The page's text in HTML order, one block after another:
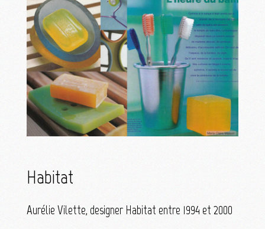
Habitat
Aurélie Vilette, designer Habitat entre 1994 et 2000